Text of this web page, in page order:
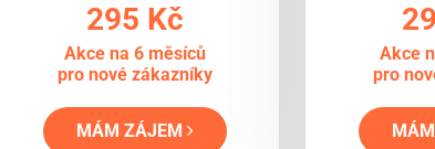
295 Kč
Akce na 6 měsíců
pro nové zákazníky
MÁM ZÁJEM
Akce
pro